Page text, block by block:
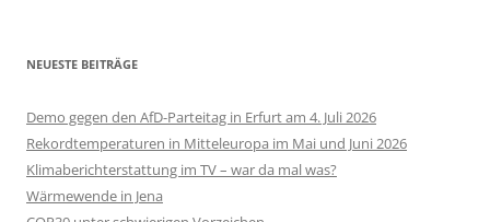
NEUESTE BEITRÄGE
Demo gegen den AfD-Parteitag in Erfurt am 4. Juli 2026
Rekordtemperaturen in Mitteleuropa im Mai und Juni 2026
Klimaberichterstattung im TV – war da mal was?
Wärmewende in Jena